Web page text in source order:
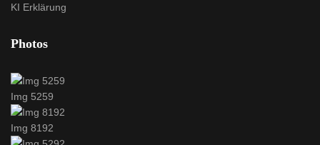
KI Erklärung
Photos
Img 5259
Img 8192